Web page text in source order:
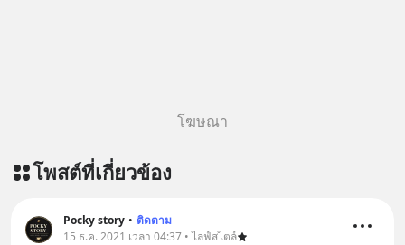
โฆษณา
โพสต์ที่เกี่ยวข้อง
Pocky story • ติดตาม
15 ธ.ค. 2021 เวลา 04:37 • ไลฟ์สไตล์